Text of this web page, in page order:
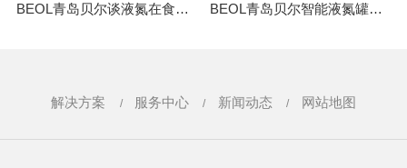
BEOL青岛贝尔谈液氮在食品低温粉碎中的应用2022.5.26 BEOL青岛贝尔智能液氮罐助力临床医学2022.5.21
解决方案 服务中心 新闻动态 网站地图